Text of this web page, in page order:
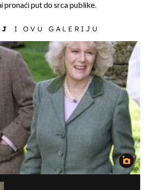
pronaći put do srca publike.
I OVU GALERIJU